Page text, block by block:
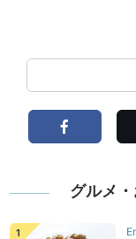
グルメ